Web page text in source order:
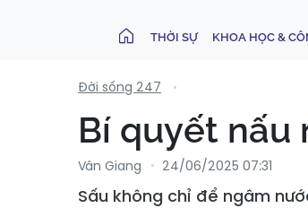
THỜI SỰ KHOA HỌC &
Đời sống 247
Bí quyết nấu
Vân Giang 24/06/2025 07:31
Sấu không chỉ để ngâm